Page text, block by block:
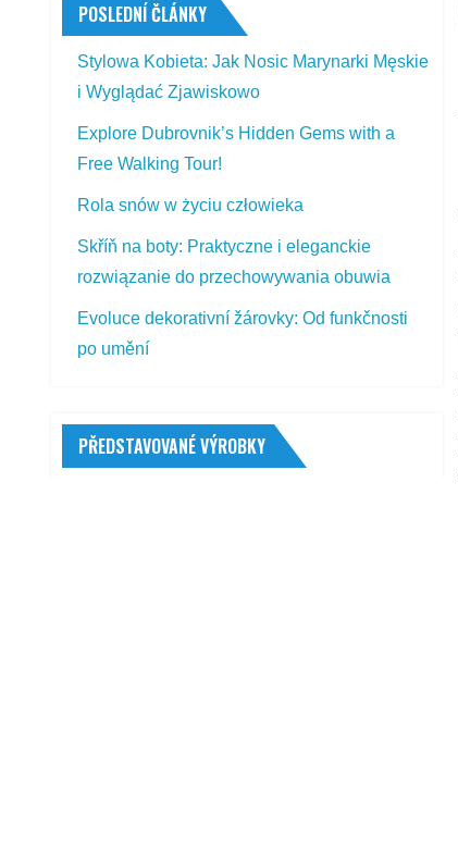
POSLEDNÍ ČLÁNKY
Stylowa Kobieta: Jak Nosic Marynarki Męskie
i Wyglądać Zjawiskowo
Explore Dubrovnik’s Hidden Gems with a
Free Walking Tour!
Rola snów w życiu człowieka
Skříň na boty: Praktyczne i eleganckie
rozwiązanie do przechowywania obuwia
Evoluce dekorativní žárovky: Od funkčnosti
po umění
PŘEDSTAVOVANÉ VÝROBKY